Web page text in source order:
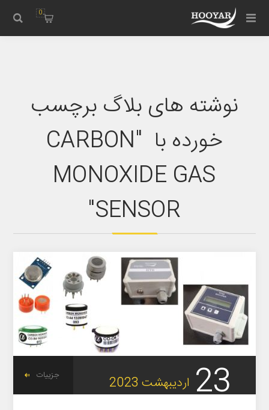
0
نوشته های بلاگ برچسب
خورده با "CARBON
MONOXIDE GAS
SENSOR"
23 اردیبهشت 2023 جزییات